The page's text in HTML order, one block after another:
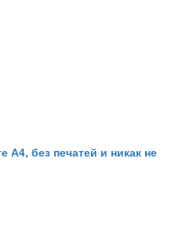
без печатей и никак не